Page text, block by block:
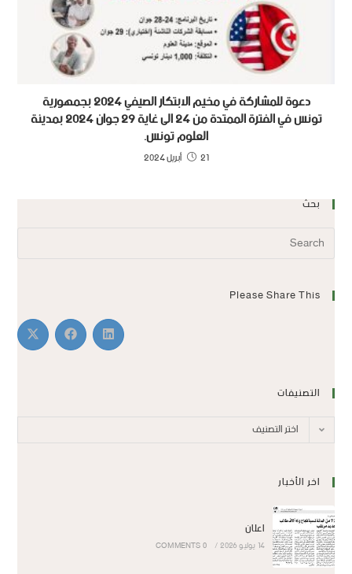
دعوة للمشاركة في مخيم الابتكار الصيفي 2024 بجمهورية
تونس في الفترة الممتدة من 24 الى غاية 29 جوان 2024 بمدينة
العلوم تونس.
21 أبريل 2024
بحث
Please Share This
التصنيفات
اختر التصنيف
اخر الأخبار
اعلان
14 يوليو 2026 /
0 COMMENTS